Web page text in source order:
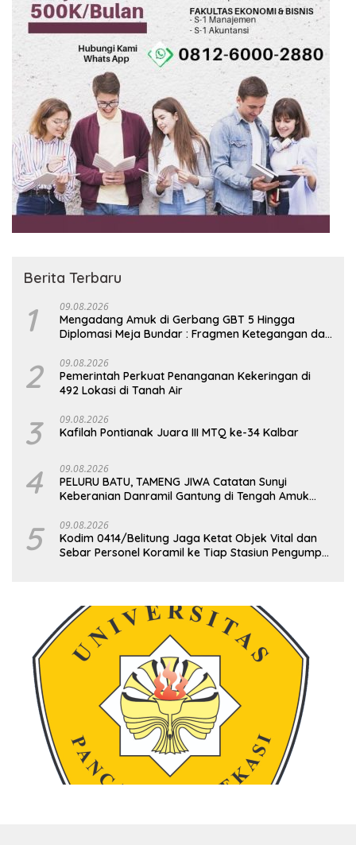
Berita Terbaru
1 09.08.2026
Mengadang Amuk di Gerbang GBT 5 Hingga
Diplomasi Meja Bundar : Fragmen Ketegangan dan
Timah Belitung
2 09.08.2026
Pemerintah Perkuat Penanganan Kekeringan di
492 Lokasi di Tanah Air
3 09.08.2026
Kafilah Pontianak Juara III MTQ ke-34 Kalbar
4 09.08.2026
PELURU BATU, TAMENG JIWA Catatan Sunyi
Keberanian Danramil Gantung di Tengah Amuk
5 09.08.2026
Kodim 0414/Belitung Jaga Ketat Objek Vital dan
Sebar Personel Koramil ke Tiap Stasiun Pengumpul